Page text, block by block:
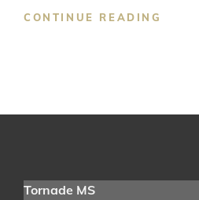
CONTINUE READING
Tornade MS